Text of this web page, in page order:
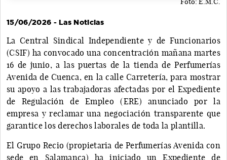
15/06/2026 - Las Noticias
La Central Sindical Independiente y de Funcionarios
(CSIF) ha convocado una concentración mañana martes
16 de junio, a las puertas de la tienda de Perfumerías
Avenida de Cuenca, en la calle Carretería, para mostrar
su apoyo a las trabajadoras afectadas por el Expediente
de Regulación de Empleo (ERE) anunciado por la
empresa y reclamar una negociación transparente que
garantice los derechos laborales de toda la plantilla.
El Grupo Recio (propietaria de Perfumerías Avenida con
sede en Salamanca) ha iniciado un Expediente de